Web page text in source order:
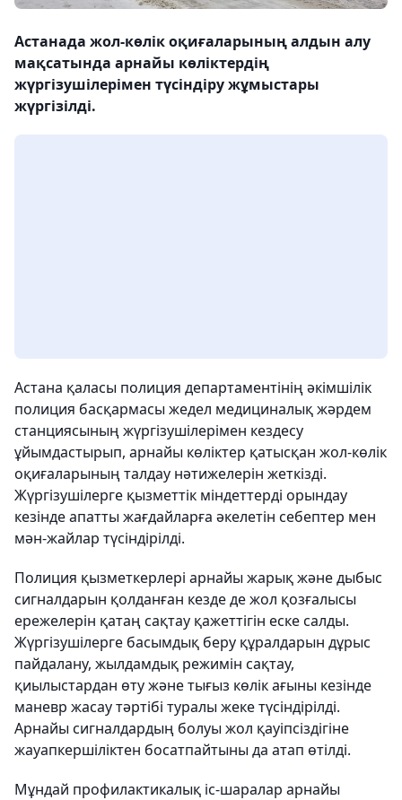
Астанада жол-көлік оқиғаларының алдын алу
мақсатында арнайы көліктердің
жүргізушілерімен түсіндіру жұмыстары
жүргізілді.
Астана қаласы полиция департаментінің әкімшілік
полиция басқармасы жедел медициналық жәрдем
станциясының жүргізушілерімен кездесу
ұйымдастырып, арнайы көліктер қатысқан жол-көлік
оқиғаларының талдау нәтижелерін жеткізді.
Жүргізушілерге қызметтік міндеттерді орындау
кезінде апатты жағдайларға әкелетін себептер мен
мән-жайлар түсіндірілді.
Полиция қызметкерлері арнайы жарық және дыбыс
сигналдарын қолданған кезде де жол қозғалысы
ережелерін қатаң сақтау қажеттігін еске салды.
Жүргізушілерге басымдық беру құралдарын дұрыс
пайдалану, жылдамдық режимін сақтау,
қиылыстардан өту және тығыз көлік ағыны кезінде
маневр жасау тәртібі туралы жеке түсіндірілді.
Арнайы сигналдардың болуы жол қауіпсіздігіне
жауапкершіліктен босатпайтыны да атап өтілді.
Мұндай профилактикалық іс-шаралар арнайы